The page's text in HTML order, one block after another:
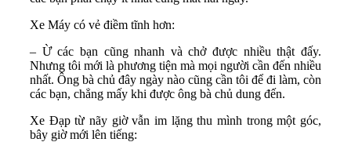
Xe Máy có vẻ điềm tĩnh hơn:
– Ừ các bạn cũng nhanh và chở được nhiều thật đấy.
Nhưng tôi mới là phương tiện mà mọi người cần đến nhiều
nhất. Ông bà chủ đây ngày nào cũng cần tôi để đi làm, còn
các bạn, chẳng mấy khi được ông bà chủ dung đến.
Xe Đạp từ nãy giờ vẫn im lặng thu mình trong một góc,
bây giờ mới lên tiếng: